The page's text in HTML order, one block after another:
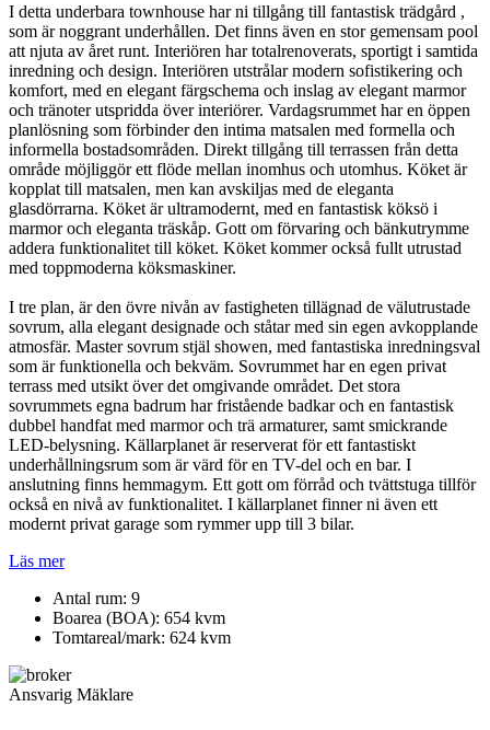
I detta underbara townhouse har ni tillgång till fantastisk trädgård ,
som är noggrant underhållen. Det finns även en stor gemensam pool
att njuta av året runt. Interiören har totalrenoverats, sportigt i samtida
inredning och design. Interiören utstrålar modern sofistikering och
komfort, med en elegant färgschema och inslag av elegant marmor
och tränoter utspridda över interiörer. Vardagsrummet har en öppen
planlösning som förbinder den intima matsalen med formella och
informella bostadsområden. Direkt tillgång till terrassen från detta
område möjliggör ett flöde mellan inomhus och utomhus. Köket är
kopplat till matsalen, men kan avskiljas med de eleganta
glasdörrarna. Köket är ultramodernt, med en fantastisk köksö i
marmor och eleganta träskåp. Gott om förvaring och bänkutrymme
addera funktionalitet till köket. Köket kommer också fullt utrustad
med toppmoderna köksmaskiner.
I tre plan, är den övre nivån av fastigheten tillägnad de välutrustade
sovrum, alla elegant designade och ståtar med sin egen avkopplande
atmosfär. Master sovrum stjäl showen, med fantastiska inredningsval
som är funktionella och bekväm. Sovrummet har en egen privat
terrass med utsikt över det omgivande området. Det stora
sovrummets egna badrum har fristående badkar och en fantastisk
dubbel handfat med marmor och trä armaturer, samt smickrande
LED-belysning. Källarplanet är reserverat för ett fantastiskt
underhållningsrum som är värd för en TV-del och en bar. I
anslutning finns hemmagym. Ett gott om förråd och tvättstuga tillför
också en nivå av funktionalitet. I källarplanet finner ni även ett
modernt privat garage som rymmer upp till 3 bilar.
Läs mer
Antal rum: 9
Boarea (BOA): 654 kvm
Tomtareal/mark: 624 kvm
Ansvarig Mäklare